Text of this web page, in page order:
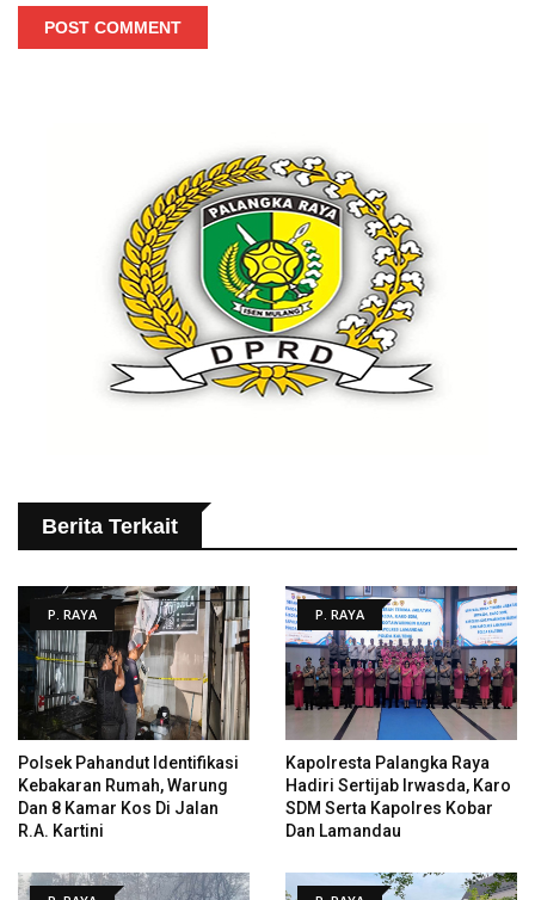
POST COMMENT
Berita Terkait
P. RAYA
Polsek Pahandut Identifikasi
Kebakaran Rumah, Warung
Dan 8 Kamar Kos Di Jalan
R.A. Kartini
P. RAYA
Kapolresta Palangka Raya
Hadiri Sertijab Irwasda, Karo
SDM Serta Kapolres Kobar
Dan Lamandau